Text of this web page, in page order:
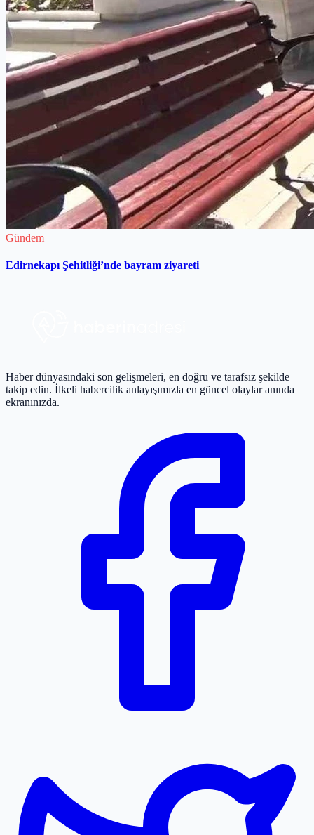
Gündem
Edirnekapı Şehitliği’nde bayram ziyareti
Haber dünyasındaki son gelişmeleri, en doğru ve tarafsız şekilde
takip edin. İlkeli habercilik anlayışımızla en güncel olaylar anında
ekranınızda.